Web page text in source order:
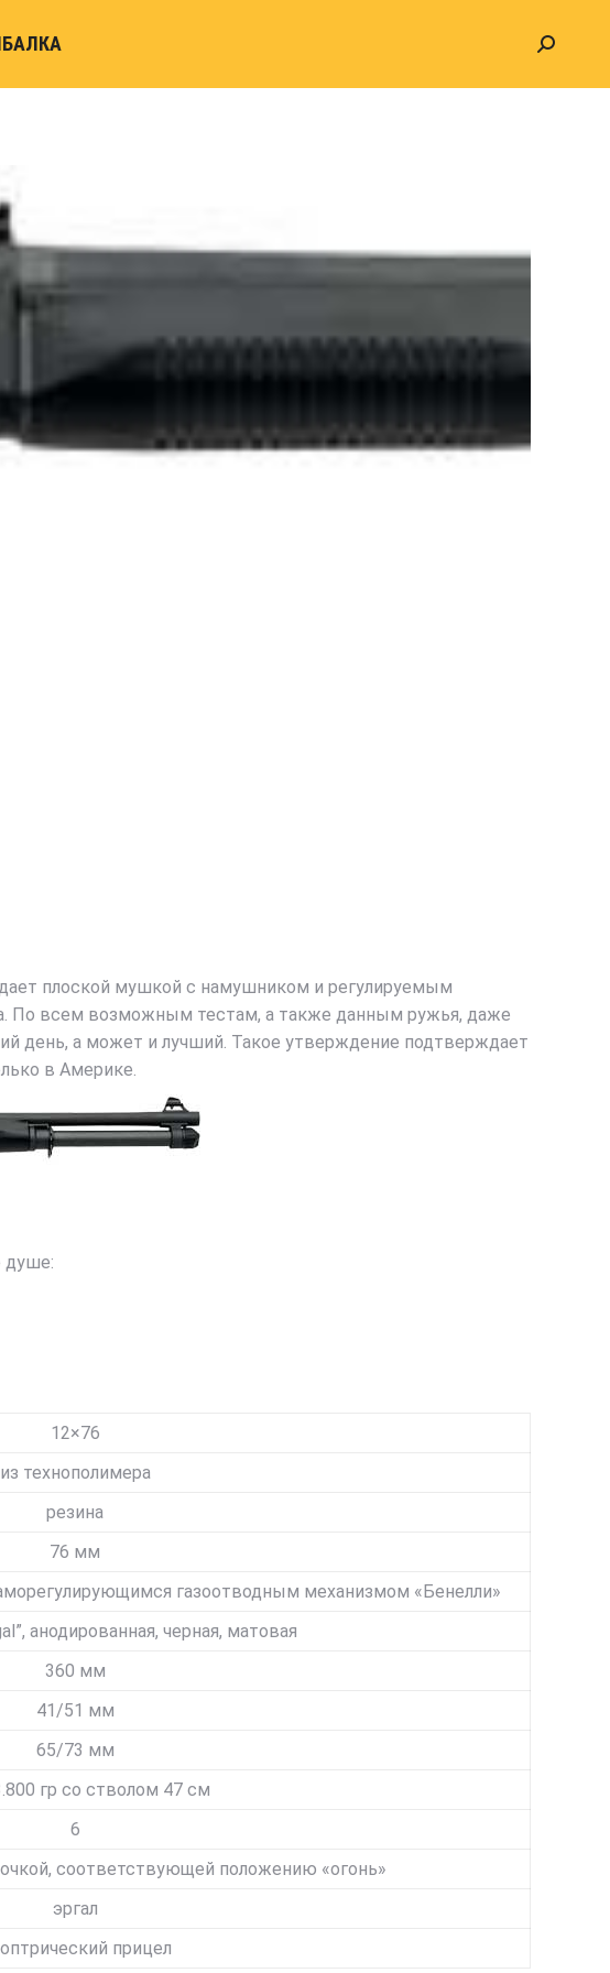
Search:
плоской мушкой с намушником и регулируемым
По всем возможным тестам, а также данным ружья, даже
день, а может и лучший. Такое утверждение подтверждает
в Америке.
душе:
12×76
из технополимера
резина
76 мм
газоотводным механизмом «Бенелли»
анодированная, черная, матовая
360 мм
41/51 мм
65/73 мм
гр со стволом 47 см
6
соответствующей положению «огонь»
эргал
прицел